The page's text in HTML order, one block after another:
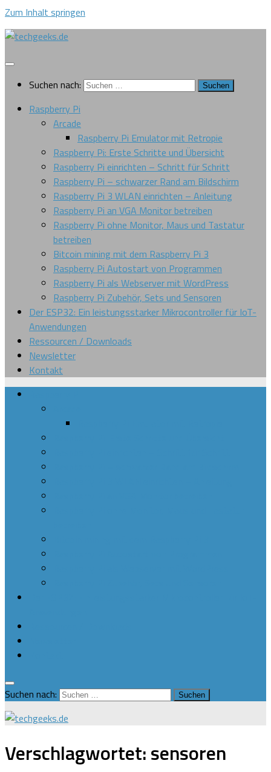
Zum Inhalt springen
Suchen nach:
Raspberry Pi
Arcade
Raspberry Pi Emulator mit Retropie
Raspberry Pi: Erste Schritte und Übersicht
Raspberry Pi einrichten – Schritt für Schritt
Raspberry Pi – schwarzer Rand am Bildschirm
Raspberry Pi 3 WLAN einrichten – Anleitung
Raspberry Pi an VGA Monitor betreiben
Raspberry Pi ohne Monitor, Maus und Tastatur
betreiben
Bitcoin mining mit dem Raspberry Pi 3
Raspberry Pi Autostart von Programmen
Raspberry Pi als Webserver mit WordPress
Raspberry Pi Zubehör, Sets und Sensoren
Der ESP32: Ein leistungsstarker Mikrocontroller für IoT-
Anwendungen
Ressourcen / Downloads
Newsletter
Kontakt
Suchen nach:
Verschlagwortet:sensoren